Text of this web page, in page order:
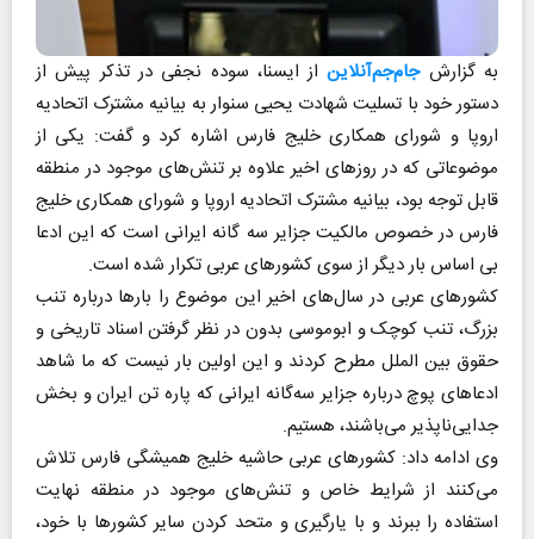
به گزارشجام‌جم‌آنلایناز ایسنا، سوده نجفی در تذکر پیش از
دستور خود با تسلیت شهادت یحیی سنوار به بیانیه مشترک اتحادیه
اروپا و شورای همکاری خلیج فارس اشاره کرد و گفت: یکی از
موضوعاتی که در روزهای اخیر علاوه بر تنش‌های موجود در منطقه
قابل توجه بود، بیانیه مشترک اتحادیه اروپا و شورای همکاری خلیج
فارس در خصوص مالکیت جزایر سه گانه ایرانی است که این ادعا
بی اساس بار دیگر از سوی کشورهای عربی تکرار شده است.
کشورهای عربی در سال‌های اخیر این موضوع را بارها درباره تنب
بزرگ، تنب کوچک و ابوموسی بدون در نظر گرفتن اسناد تاریخی و
حقوق بین الملل مطرح کردند و این اولین بار نیست که ما شاهد
ادعاهای پوچ درباره جزایر سه‌گانه ایرانی که پاره تن ایران و بخش
جدایی‌ناپذیر می‌باشند، هستیم.
وی ادامه داد: کشورهای عربی حاشیه خلیج همیشگی فارس تلاش
می‌کنند از شرایط خاص و تنش‌های موجود در منطقه نهایت
استفاده را ببرند و با یارگیری و متحد کردن سایر کشورها با خود،